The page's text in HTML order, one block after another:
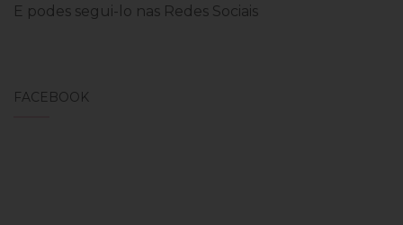
E podes segui-lo nas Redes Sociais
FACEBOOK